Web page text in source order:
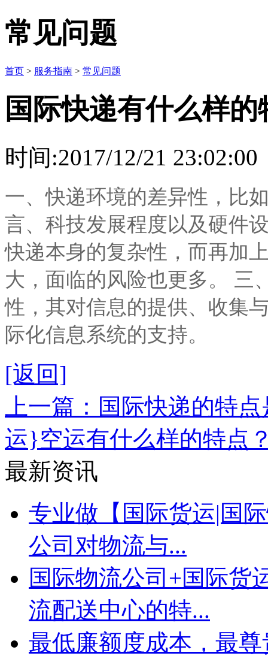
常见问题
首页 > 服务指南 > 常见问题
国际快递有什么样
时间:2017/12/21 23:02:00
一、快递环境的差异性，比
言、科技发展程度以及硬件
快递本身的复杂性，而再加
大，面临的风险也更多。 三
性，其对信息的提供、收集
际化信息系统的支持。
[返回]
上一篇：国际快递的特
运}空运有什么样的特点
最新资讯
专业做【国际货运|国
公司对物流与...
国际物流公司+国际货
流配送中心的特...
最低廉额度成本，最